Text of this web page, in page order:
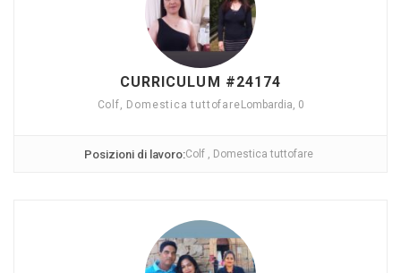
CURRICULUM #24174
Colf, Domestica tuttofare Lombardia, 0
Posizioni di lavoro:Colf , Domestica tuttofare